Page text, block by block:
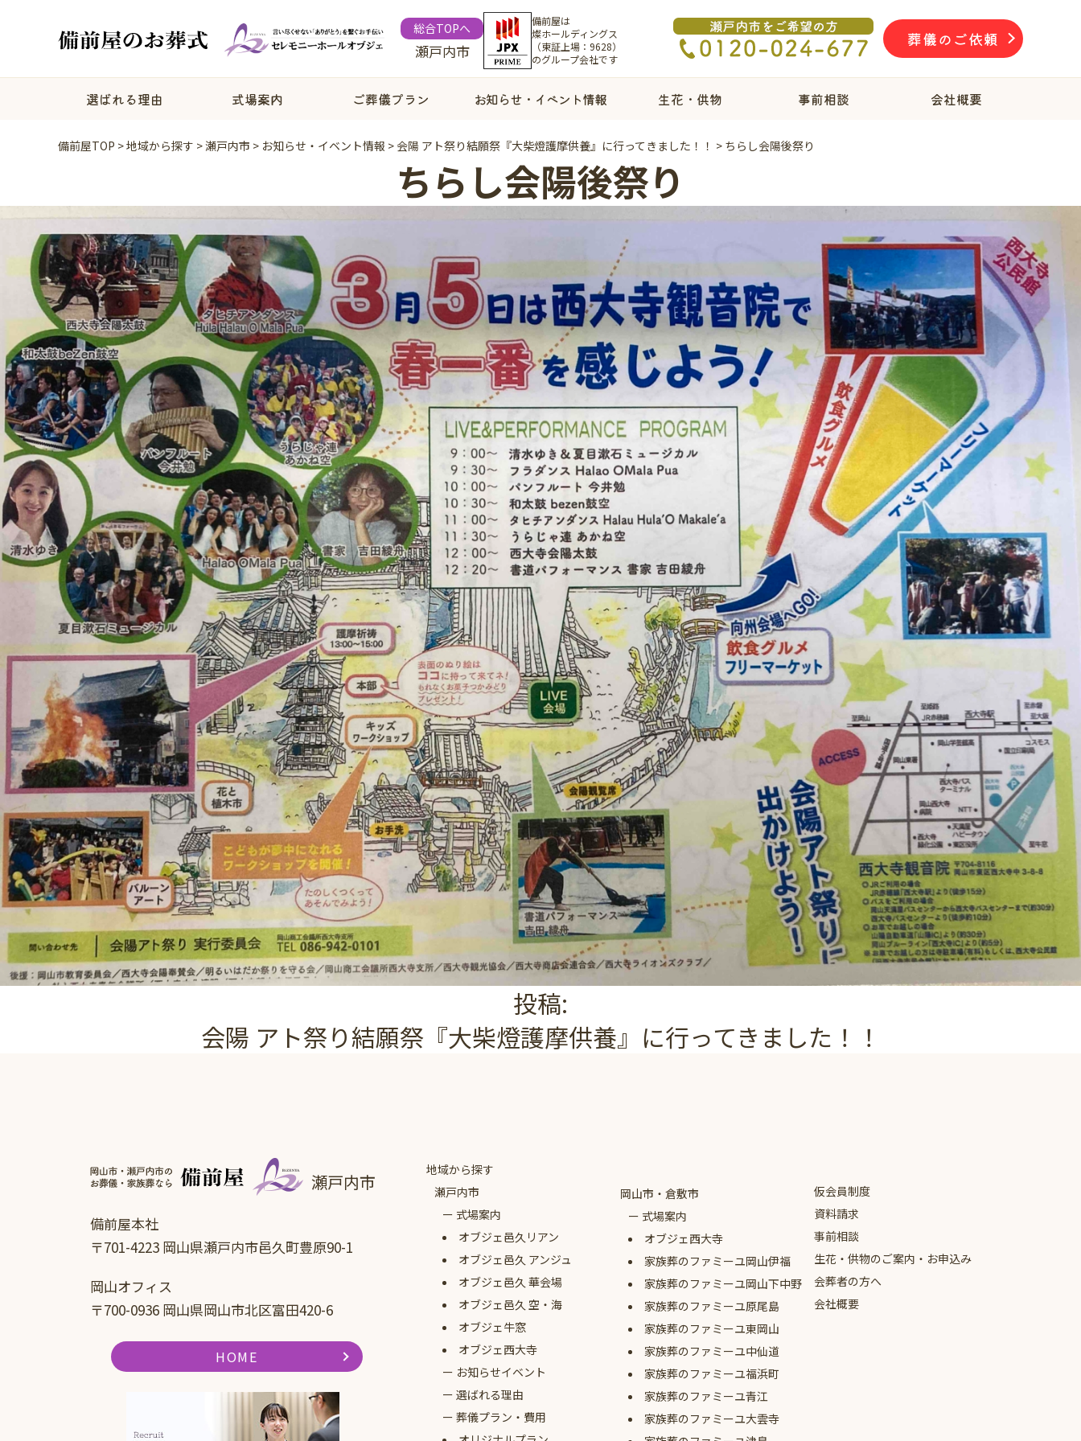
総合TOPへ
瀬戸内市
備前屋は
燦ホールディングス
（東証上場：9628）
のグループ会社です
葬儀のご依頼
選ばれる理由 式場案内 ご葬儀プラン お知らせ・イベント情報 生花・供物 事前相談 会社概要
備前屋TOP >地域から探す >瀬戸内市 > お知らせ・イベント情報 > 会陽 アト祭り結願祭『大柴燈護摩供養』に行ってきました！！ > ちらし会陽後祭り
ちらし会陽後祭り
投稿:
会陽 アト祭り結願祭『大柴燈護摩供養』に行ってきました！！
瀬戸内市
備前屋本社
〒701-4223 岡山県瀬戸内市邑久町豊原90-1
岡山オフィス
〒700-0936 岡山県岡山市北区富田420-6
HOME
地域から探す
瀬戸内市
式場案内
オブジェ邑久リアン
オブジェ邑久 アンジュ
オブジェ邑久 華会場
オブジェ邑久 空・海
オブジェ牛窓
オブジェ西大寺
お知らせイベント
選ばれる理由
葬儀プラン・費用
岡山市・倉敷市
式場案内
オブジェ西大寺
家族葬のファミーユ岡山伊福
家族葬のファミーユ岡山下中野
家族葬のファミーユ原尾島
家族葬のファミーユ東岡山
家族葬のファミーユ中仙道
家族葬のファミーユ福浜町
家族葬のファミーユ青江
家族葬のファミーユ大雲寺
仮会員制度
資料請求
事前相談
生花・供物のご案内・お申込み
会葬者の方へ
会社概要